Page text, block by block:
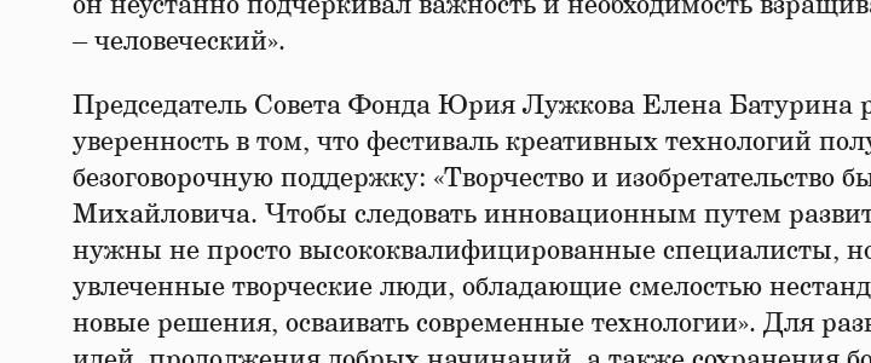
– человеческий».
Председатель Совета Фонда Юрия Лужкова Елена Батурина
уверенность в том, что фестиваль креативных технологий
безоговорочную поддержку: «Творчество и изобретательство
Михайловича. Чтобы следовать инновационным путем
нужны не просто высококвалифицированные специалисты,
увлеченные творческие люди, обладающие смелостью
новые решения, осваивать современные технологии». Для